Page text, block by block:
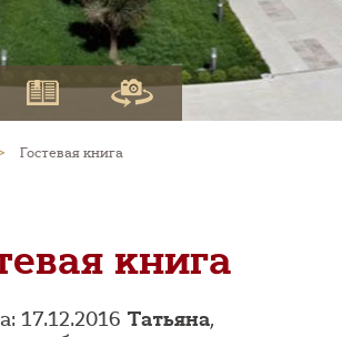
Гостевая книга
книга
17.12.2016 Татьяна,